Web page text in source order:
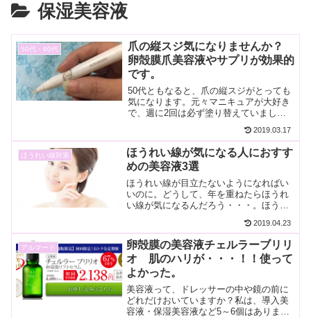
保湿美容液
50代・60代
爪の縦スジ気になりませんか？
卵殻膜爪美容液やサプリが効果的
です。
50代ともなると、爪の縦スジがとっても
気になります。元々マニキュアが大好き
で、週に2回は必ず塗り替えていまし
た。除光液を使うと真っ白になって、爪
が乾燥しているのが分かっていました。
それとともに、爪自体が弱々しくなって
きたのです。除光液を使っ...
2019.03.17
ほうれい線対策
ほうれい線が気になる人におすす
めの美容液3選
ほうれい線が目立たないようになればい
いのに。どうして、年を重ねたらほうれ
い線が気になるんだろう・・・。ほうれ
えるようになります。「そんな事、今さ
ら言われなくってもわかってるわ。」と
いわれそうですね？ほうれ...
2019.04.23
アルマード
卵殻膜の美容液チェルラーブリリ
オ 肌のハリが・・・！！使って
よかった。
美容液って、ドレッサーの中や鏡の前に
どれだけおいていますか？私は、導入美
容液・保湿美容液など5～6個はありま